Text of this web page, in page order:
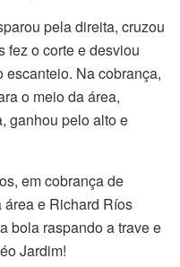
pela direita, cruzou
fez o corte e desviou
Na cobrança,
o meio da área,
ganhou pelo alto e
em cobrança de
e Richard Ríos
bola raspando a trave e
Jardim!